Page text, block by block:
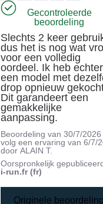
Gecontroleerde
beoordeling
Slechts 2 keer
dus het is nog wat
voor een volledig
oordeel. Ik heb echter
een model met
drop opnieuw
Dit garandeert een
gemakkelijke
aanpassing.
Beoordeling van30/7/2026
volg een ervaring van6/7/
doorALAIN T.
Oorspronkelijk
i-run.fr (fr)
Originele